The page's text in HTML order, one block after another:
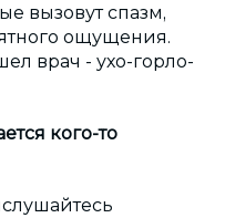
вызовут спазм,
ощущения.
врач - ухо-горло-
кого-то